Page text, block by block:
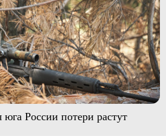
России потери растут